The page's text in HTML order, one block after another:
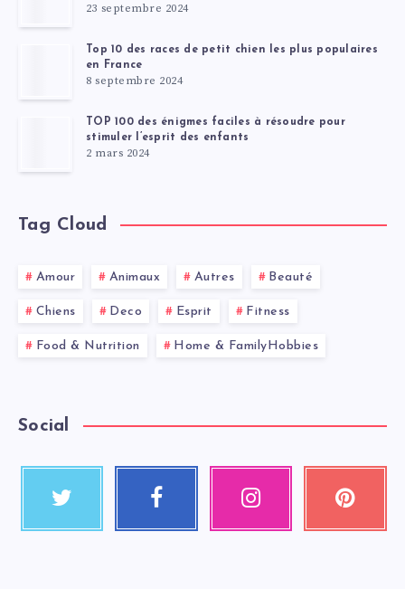
23 septembre 2024
Top 10 des races de petit chien les plus populaires
en France
8 septembre 2024
TOP 100 des énigmes faciles à résoudre pour
stimuler l’esprit des enfants
2 mars 2024
Tag Cloud
Amour Animaux Autres Beauté
Chiens Deco Esprit Fitness
Food & Nutrition Home & FamilyHobbies
Social